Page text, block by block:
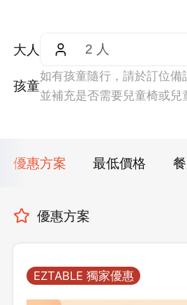
大人
孩童
如有孩童隨行，請於訂位備
並補充是否需要兒童椅或兒
優惠方案 最低價格
優惠方案
EZTABLE 獨家優惠